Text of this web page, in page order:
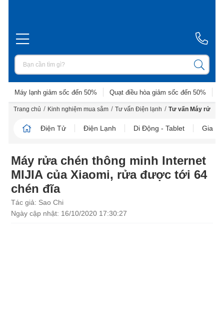
Máy lạnh giảm sốc đến 50% Quạt điều hòa giảm sốc đến 50%
Trang chủ / Kinh nghiệm mua sắm / Tư vấn Điện lạnh / Tư vấn Máy rửa
Điện Tử Điện Lạnh Di Động - Tablet Gia
Máy rửa chén thông minh Internet
MIJIA của Xiaomi, rửa được tới 64
chén đĩa
Tác giả: Sao Chi
Ngày cập nhật: 16/10/2020 17:30:27